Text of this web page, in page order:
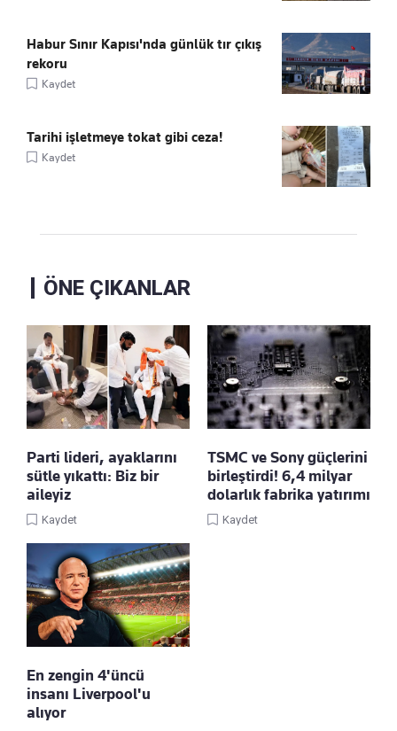
Habur Sınır Kapısı'nda günlük tır çıkış
rekoru
Kaydet
Tarihi işletmeye tokat gibi ceza!
Kaydet
ÖNE ÇIKANLAR
Parti lideri, ayaklarını
sütle yıkattı: Biz bir
aileyiz
Kaydet
TSMC ve Sony güçlerini
birleştirdi! 6,4 milyar
dolarlık fabrika yatırımı
Kaydet
En zengin 4'üncü
insanı Liverpool'u
alıyor